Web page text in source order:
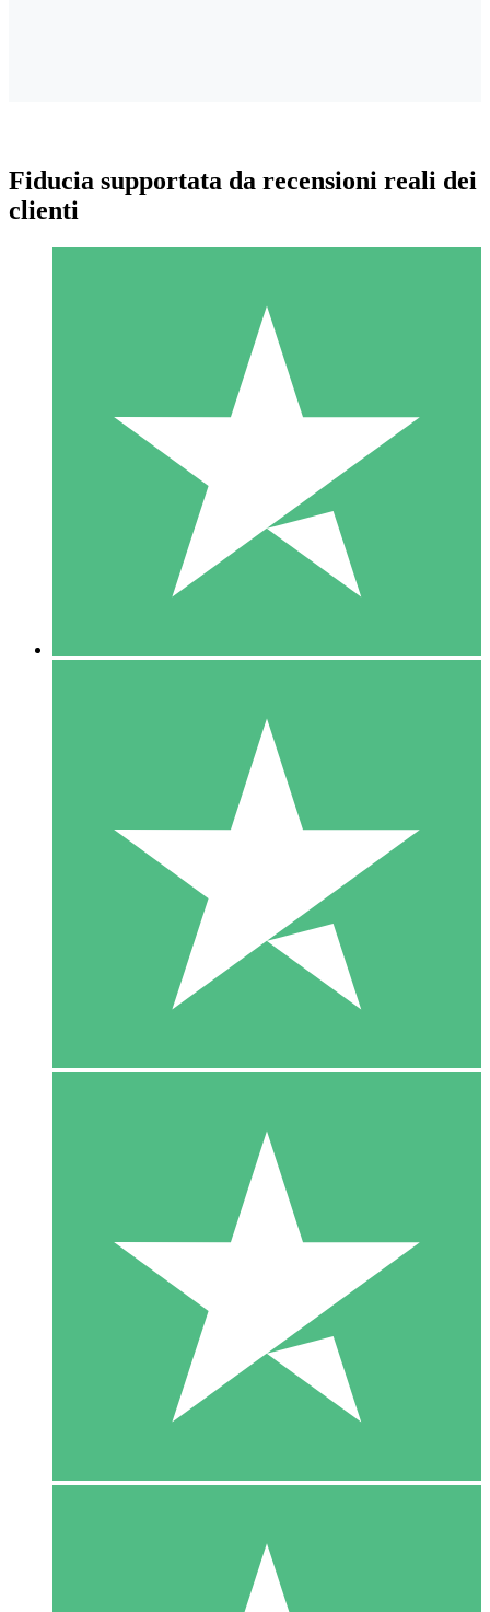
Pacchetti di Crediti Individuali
Paga a consumo con crediti di download. Nessun impegno
1 Download
10
US$1500
10 Download
20
Fiducia supportata da recensioni reali dei
clienti